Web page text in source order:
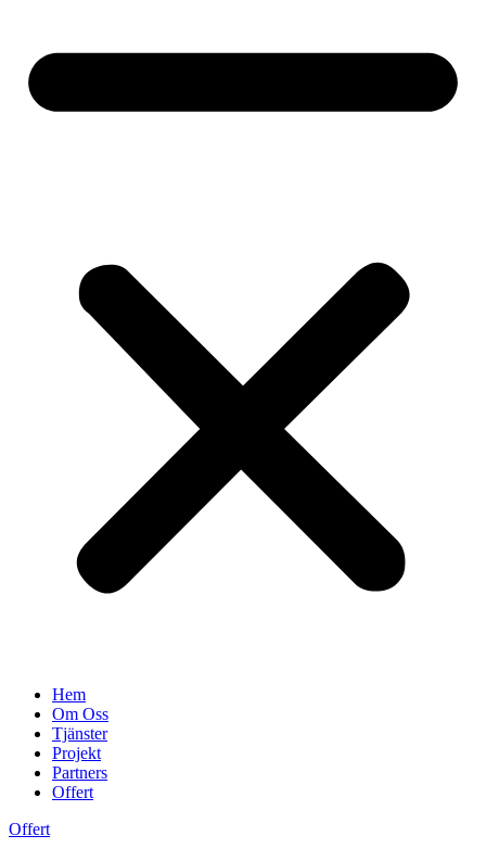
Hem
Om Oss
Tjänster
Projekt
Partners
Offert
Offert